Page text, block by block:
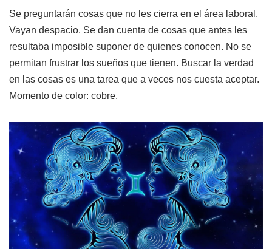
Se preguntarán cosas que no les cierra en el área laboral.
Vayan despacio. Se dan cuenta de cosas que antes les
resultaba imposible suponer de quienes conocen. No se
permitan frustrar los sueños que tienen. Buscar la verdad
en las cosas es una tarea que a veces nos cuesta aceptar.
Momento de color: cobre.